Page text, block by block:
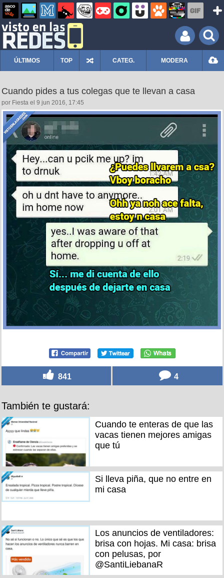
ÚLTIMOS TOP CATEG. MODERA
Cuando pides a tus colegas que te llevan a casa
por Fiesta el 9 jun 2016, 17:45
841 4
También te gustará:
Cuando te enteras de que las
vacas tienen mejores amigas
que tú
Si lleva piña, que no entre en
mi casa
Los anuncios de ventiladores:
brisa con hojas. Mi casa: brisa
con pelusas, por
@SantiLiebanaR